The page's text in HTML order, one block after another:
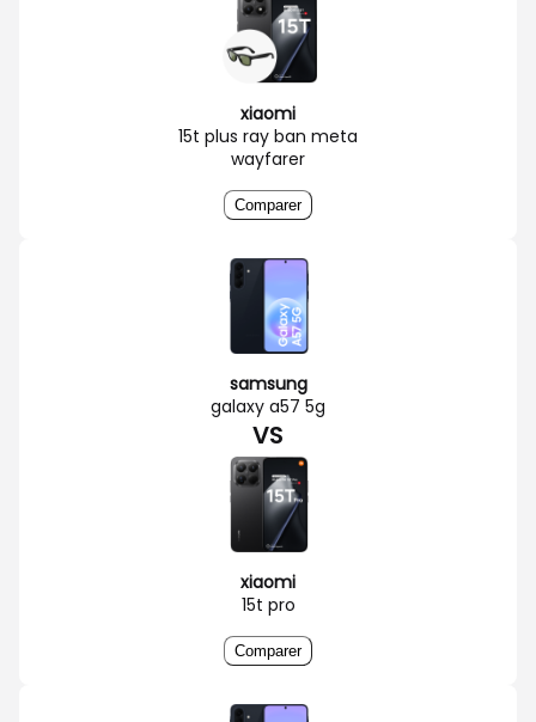
xiaomi
15t plus ray ban meta
wayfarer
Comparer
samsung
galaxy a57 5g
VS
xiaomi
15t pro
Comparer